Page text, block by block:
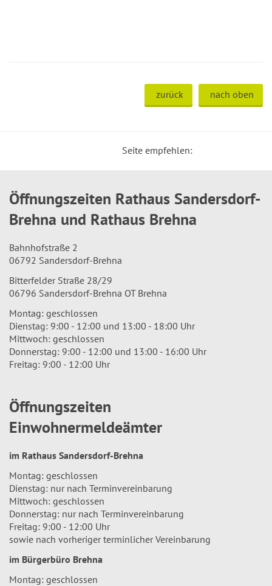
zurück nach oben
Seite empfehlen:
Öffnungszeiten Rathaus Sandersdorf-
Brehna und Rathaus Brehna
Bahnhofstraße 2
06792 Sandersdorf-Brehna
Bitterfelder Straße 28/29
06796 Sandersdorf-Brehna OT Brehna
Montag: geschlossen
Dienstag: 9:00 - 12:00 und 13:00 - 18:00 Uhr
Mittwoch: geschlossen
Donnerstag: 9:00 - 12:00 und 13:00 - 16:00 Uhr
Freitag: 9:00 - 12:00 Uhr
Öffnungszeiten
Einwohnermeldeämter
im Rathaus Sandersdorf-Brehna
Montag: geschlossen
Dienstag: nur nach Terminvereinbarung
Mittwoch: geschlossen
Donnerstag: nur nach Terminvereinbarung
Freitag: 9:00 - 12:00 Uhr
sowie nach vorheriger terminlicher Vereinbarung
im Bürgerbüro Brehna
Montag: geschlossen